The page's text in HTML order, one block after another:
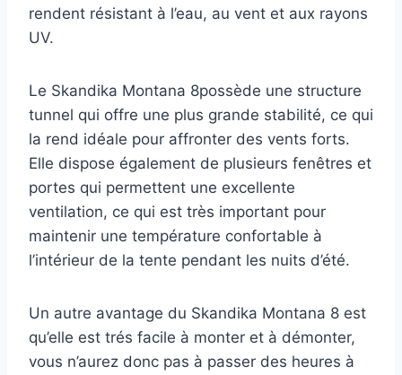
rendent résistant à l’eau, au vent et aux rayons
UV.
Le Skandika Montana 8possède une structure
tunnel qui offre une plus grande stabilité, ce qui
la rend idéale pour affronter des vents forts.
Elle dispose également de plusieurs fenêtres et
portes qui permettent une excellente
ventilation, ce qui est très important pour
maintenir une température confortable à
l’intérieur de la tente pendant les nuits d’été.
Un autre avantage du Skandika Montana 8 est
qu’elle est trés facile à monter et à démonter,
vous n’aurez donc pas à passer des heures à